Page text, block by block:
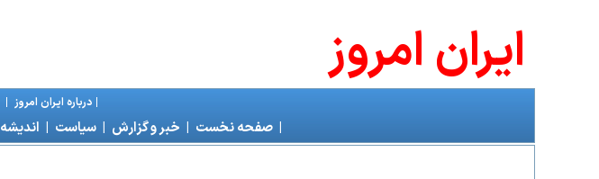
ايران امروز
|درباره ايران امروز |
| صفحه نخست | خبر و گزارش | سياست | انديشه